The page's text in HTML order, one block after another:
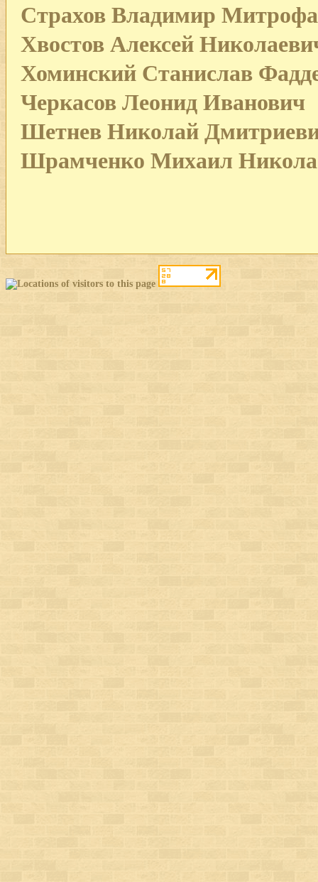
Страхов Владимир
Хвостов Алексей
Хоминский Станислав
Черкасов Леонид Иванович
Шетнев Николай
Шрамченко Михаил